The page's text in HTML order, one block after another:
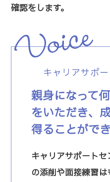
確認をします。
キャリアサポ
親身になって
をいただき、
得ることがで
キャリアサポート
の添削や面接練習